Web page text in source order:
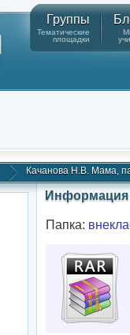
Группы
Тематические
площадки
Качанова Н.В. Мама,
Информация
Папка: